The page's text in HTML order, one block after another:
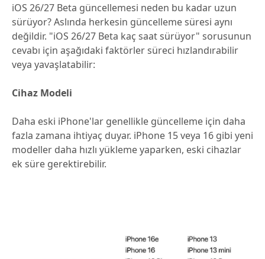
iOS 26/27 Beta güncellemesi neden bu kadar uzun
sürüyor? Aslında herkesin güncelleme süresi aynı
değildir. "iOS 26/27 Beta kaç saat sürüyor" sorusunun
cevabı için aşağıdaki faktörler süreci hızlandırabilir
veya yavaşlatabilir:
Cihaz Modeli
Daha eski iPhone'lar genellikle güncelleme için daha
fazla zamana ihtiyaç duyar. iPhone 15 veya 16 gibi yeni
modeller daha hızlı yükleme yaparken, eski cihazlar
ek süre gerektirebilir.